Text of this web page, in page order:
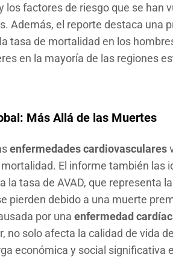
los factores de riesgo que se han
Además, el reporte destaca una
tasa de mortalidad en los
en la mayoría de las regiones
Más Allá de las Muertes
enfermedades cardiovasculares
El informe también las
la tasa de AVAD, que representa
pierden debido a una muerte
por una enfermedad
no solo afecta la calidad de vida
económica y social significativa